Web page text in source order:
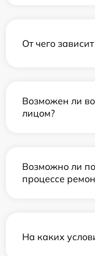
От чего
Возможен ли
лицом?
Возможно ли
процессе
На каких